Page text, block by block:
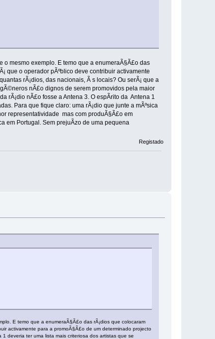
o mesmo exemplo. E temo que a enumeraÃ§Ã£o das
que o operador pÃºblico deve contribuir activamente
rÃ¡dios, das nacionais, Ã s locais? Ou serÃ¡ que a
nÃ£o dignos de serem promovidos pela maior
rÃ¡dio nÃ£o fosse a Antena 3. O espÃ­rito da Antena 1
Para que fique claro: uma rÃ¡dio que junte a mÃºsica
representatividade mas com produÃ§Ã£o em
em Portugal. Sem prejuÃ­zo de uma pequena
Registado
E temo que a enumeraÃ§Ã£o das rÃ¡dios que colocaram
activamente para a promoÃ§Ã£o de um determinado projecto
deveria ter uma lista mais criteriosa dos artistas que se